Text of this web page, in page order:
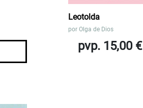
Leotolda
porOlga de Dios
pvp. 15,00 €